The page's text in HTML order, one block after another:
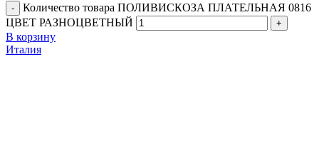
Количество товара ПОЛИВИСКОЗА ПЛАТЕЛЬНАЯ 0816
ЦВЕТ РАЗНОЦВЕТНЫЙ
В корзину
Италия